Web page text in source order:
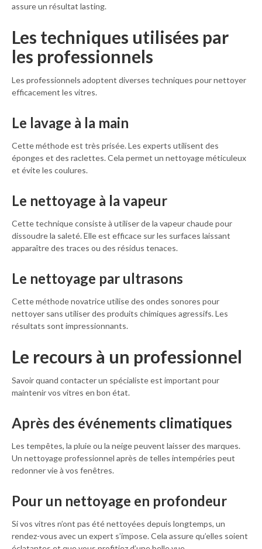
assure un résultat lasting.
Les techniques utilisées par
les professionnels
Les professionnels adoptent diverses techniques pour nettoyer
efficacement les vitres.
Le lavage à la main
Cette méthode est très prisée. Les experts utilisent des
éponges et des raclettes. Cela permet un nettoyage méticuleux
et évite les coulures.
Le nettoyage à la vapeur
Cette technique consiste à utiliser de la vapeur chaude pour
dissoudre la saleté. Elle est efficace sur les surfaces laissant
apparaître des traces ou des résidus tenaces.
Le nettoyage par ultrasons
Cette méthode novatrice utilise des ondes sonores pour
nettoyer sans utiliser des produits chimiques agressifs. Les
résultats sont impressionnants.
Le recours à un professionnel
Savoir quand contacter un spécialiste est important pour
maintenir vos vitres en bon état.
Après des événements climatiques
Les tempêtes, la pluie ou la neige peuvent laisser des marques.
Un nettoyage professionnel après de telles intempéries peut
redonner vie à vos fenêtres.
Pour un nettoyage en profondeur
Si vos vitres n’ont pas été nettoyées depuis longtemps, un
rendez-vous avec un expert s’impose. Cela assure qu’elles soient